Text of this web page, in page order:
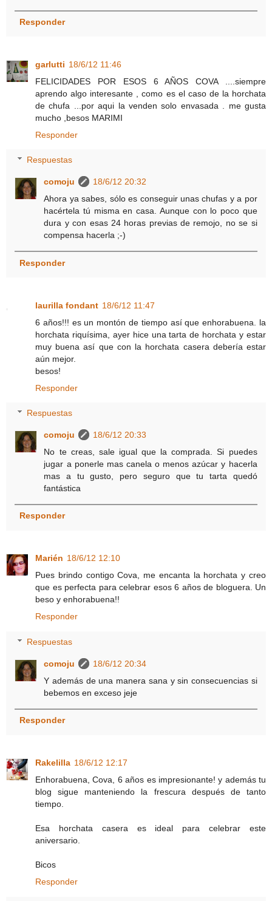
Responder
garlutti 18/6/12 11:46
FELICIDADES POR ESOS 6 AÑOS COVA ....siempre
aprendo algo interesante , como es el caso de la horchata
de chufa ...por aqui la venden solo envasada . me gusta
mucho ,besos MARIMI
Responder
Respuestas
comoju
18/6/12 20:32
Ahora ya sabes, sólo es conseguir unas chufas y a por
hacértela tú misma en casa. Aunque con lo poco que
dura y con esas 24 horas previas de remojo, no se si
compensa hacerla ;-)
Responder
laurilla fondant 18/6/12 11:47
6 años!!! es un montón de tiempo así que enhorabuena. la
horchata riquísima, ayer hice una tarta de horchata y estar
muy buena así que con la horchata casera debería estar
aún mejor.
besos!
Responder
Respuestas
comoju
18/6/12 20:33
No te creas, sale igual que la comprada. Si puedes
jugar a ponerle mas canela o menos azúcar y hacerla
mas a tu gusto, pero seguro que tu tarta quedó
fantástica
Responder
Marién 18/6/12 12:10
Pues brindo contigo Cova, me encanta la horchata y creo
que es perfecta para celebrar esos 6 años de bloguera. Un
beso y enhorabuena!!
Responder
Respuestas
comoju
18/6/12 20:34
Y además de una manera sana y sin consecuencias si
bebemos en exceso jeje
Responder
Rakelilla 18/6/12 12:17
Enhorabuena, Cova, 6 años es impresionante! y además tu
blog sigue manteniendo la frescura después de tanto
tiempo.
Esa horchata casera es ideal para celebrar este
aniversario.
Bicos
Responder